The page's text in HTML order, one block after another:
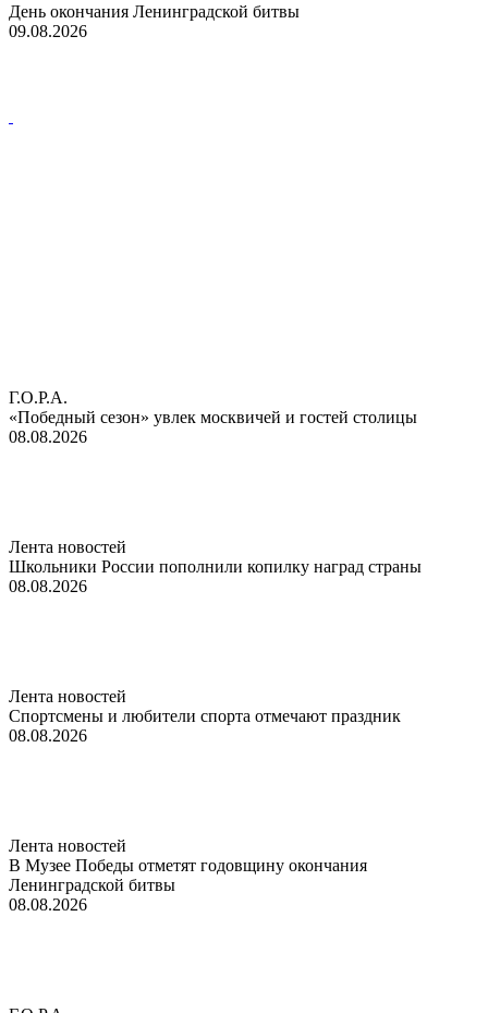
День окончания Ленинградской битвы
09.08.2026
Г.О.Р.А.
«Победный сезон» увлек москвичей и гостей столицы
08.08.2026
Лента новостей
Школьники России пополнили копилку наград страны
08.08.2026
Лента новостей
Спортсмены и любители спорта отмечают праздник
08.08.2026
Лента новостей
В Музее Победы отметят годовщину окончания
Ленинградской битвы
08.08.2026